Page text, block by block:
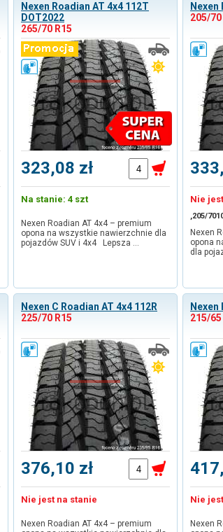
Nexen Roadian AT 4x4 112T
DOT2022
265/70 R15
323,08 zł
Na stanie: 4 szt
Nexen Roadian AT 4x4 – premium
opona na wszystkie nawierzchnie dla
pojazdów SUV i 4x4 Lepsza …
Nexen
205/70
Nie
,205/70
Nexen
opona
dla
Nexen C Roadian AT 4x4 112R
225/70 R15
376,10 zł
Nie jest na stanie
Nexen Roadian AT 4x4 – premium
Nexen
215/65
Nie
Nexen